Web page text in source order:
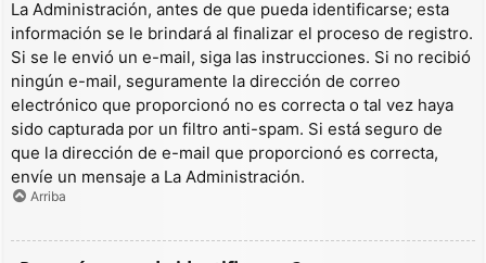
La Administración, antes de que pueda identificarse; esta
información se le brindará al finalizar el proceso de registro.
Si se le envió un e-mail, siga las instrucciones. Si no recibió
ningún e-mail, seguramente la dirección de correo
electrónico que proporcionó no es correcta o tal vez haya
sido capturada por un filtro anti-spam. Si está seguro de
que la dirección de e-mail que proporcionó es correcta,
envíe un mensaje a La Administración.
Arriba